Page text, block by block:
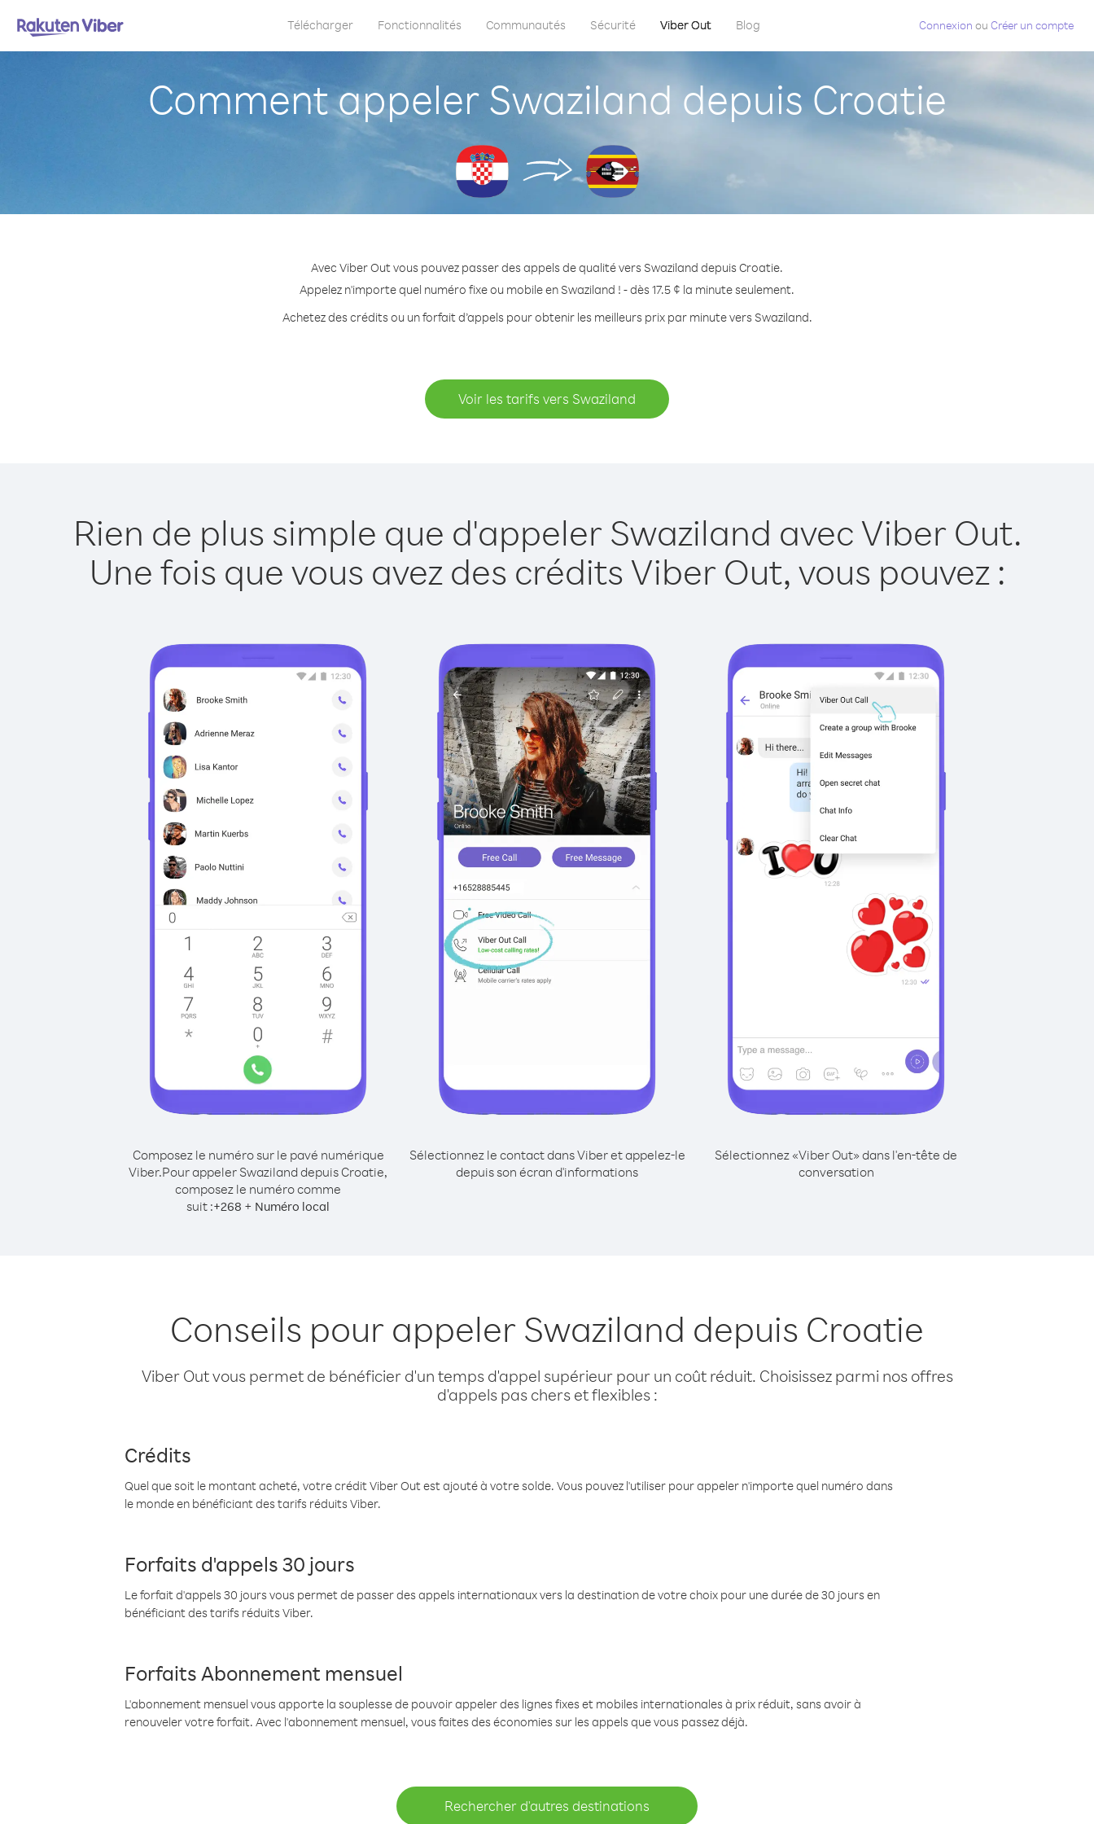
Télécharger Fonctionnalités Communautés Sécurité Viber Out Blog Connexion ou Créer un compte
Comment appeler Swaziland depuis Croatie
Avec Viber Out vous pouvez passer des appels de qualité vers Swaziland depuis Croatie.
Appelez n'importe quel numéro fixe ou mobile en Swaziland ! - dès 17.5 ¢ la minute seulement.
Achetez des crédits ou un forfait d’appels pour obtenir les meilleurs prix par minute vers Swaziland.
Voir les tarifs vers Swaziland
Rien de plus simple que d'appeler Swaziland avec Viber Out.
Une fois que vous avez des crédits Viber Out, vous pouvez :
Composez le numéro sur le pavé numérique
Viber.Pour appeler Swaziland depuis Croatie,
composez le numéro comme
suit :+268 + Numéro local
Sélectionnez le contact dans Viber et appelez-le
depuis son écran d'informations
Sélectionnez «Viber Out» dans l'en-tête de
conversation
Conseils pour appeler Swaziland depuis Croatie
Viber Out vous permet de bénéficier d'un temps d'appel supérieur pour un coût réduit. Choisissez parmi nos offres
d'appels pas chers et flexibles :
Crédits
Quel que soit le montant acheté, votre crédit Viber Out est ajouté à votre solde. Vous pouvez l'utiliser pour appeler n'importe quel numéro dans
le monde en bénéficiant des tarifs réduits Viber.
Forfaits d'appels 30 jours
Le forfait d'appels 30 jours vous permet de passer des appels internationaux vers la destination de votre choix pour une durée de 30 jours en
bénéficiant des tarifs réduits Viber.
Forfaits Abonnement mensuel
L'abonnement mensuel vous apporte la souplesse de pouvoir appeler des lignes fixes et mobiles internationales à prix réduit, sans avoir à
renouveler votre forfait. Avec l'abonnement mensuel, vous faites des économies sur les appels que vous passez déjà.
Rechercher d'autres destinations